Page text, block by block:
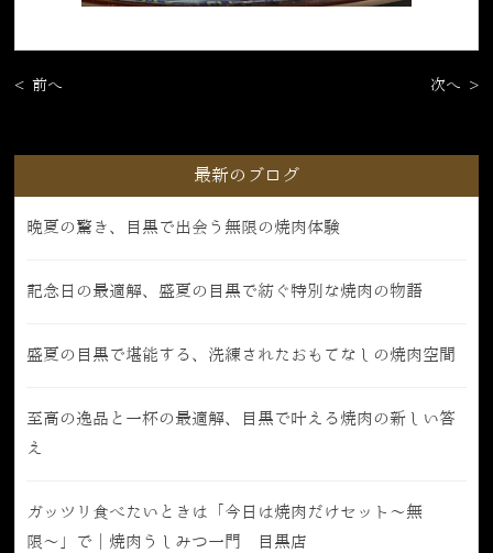
< 前へ 次へ >
最新のブログ
晩夏の驚き、目黒で出会う無限の焼肉体験
記念日の最適解、盛夏の目黒で紡ぐ特別な焼肉の物語
盛夏の目黒で堪能する、洗練されたおもてなしの焼肉空間
至高の逸品と一杯の最適解、目黒で叶える焼肉の新しい答
え
ガッツリ食べたいときは「今日は焼肉だけセット〜無
限〜」で｜焼肉うしみつ一門 目黒店